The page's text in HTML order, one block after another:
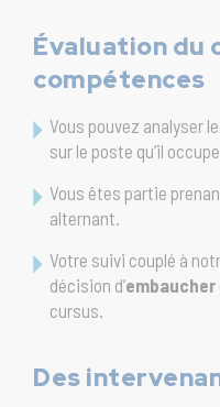
Évaluation du
compétences
Vous pouvez analyser
sur le poste qu’il
Vous êtes partie
alternant.
Votre suivi couplé à
décision d’embaucher
cursus.
Des